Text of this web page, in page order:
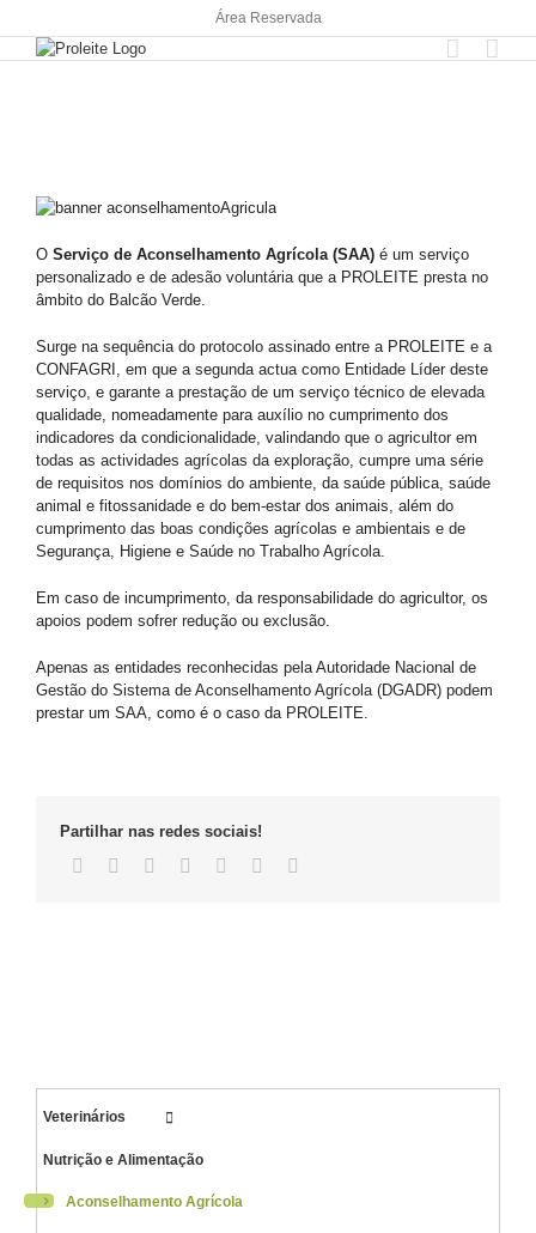
to
content
Área Reservada
O Serviço de Aconselhamento Agrícola (SAA) é um serviço
personalizado e de adesão voluntária que a PROLEITE presta no
âmbito do Balcão Verde.
Surge na sequência do protocolo assinado entre a PROLEITE e a
CONFAGRI, em que a segunda actua como Entidade Líder deste
serviço, e garante a prestação de um serviço técnico de elevada
qualidade, nomeadamente para auxílio no cumprimento dos
indicadores da condicionalidade, valindando que o agricultor em
todas as actividades agrícolas da exploração, cumpre uma série
de requisitos nos domínios do ambiente, da saúde pública, saúde
animal e fitossanidade e do bem-estar dos animais, além do
cumprimento das boas condições agrícolas e ambientais e de
Segurança, Higiene e Saúde no Trabalho Agrícola.
Em caso de incumprimento, da responsabilidade do agricultor, os
apoios podem sofrer redução ou exclusão.
Apenas as entidades reconhecidas pela Autoridade Nacional de
Gestão do Sistema de Aconselhamento Agrícola (DGADR) podem
prestar um SAA, como é o caso da PROLEITE.
Partilhar nas redes sociais!
Veterinários
Nutrição e Alimentação
Aconselhamento Agrícola